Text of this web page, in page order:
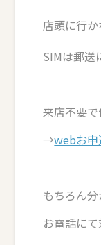
店頭に行
SIMは郵送
来店不要
→webお申
もちろん
お電話に